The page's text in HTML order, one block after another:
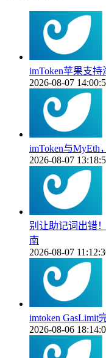
imToken苹果支
2026-08-07
imToken与MyEth
2026-08-07
别让助记词出错
南
2026-08-07
imtoken GasLimit
2026-08-06